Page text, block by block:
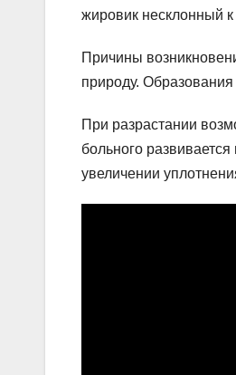
жировик несклонный
Причины
природу.
При разрастании
больного
увеличении